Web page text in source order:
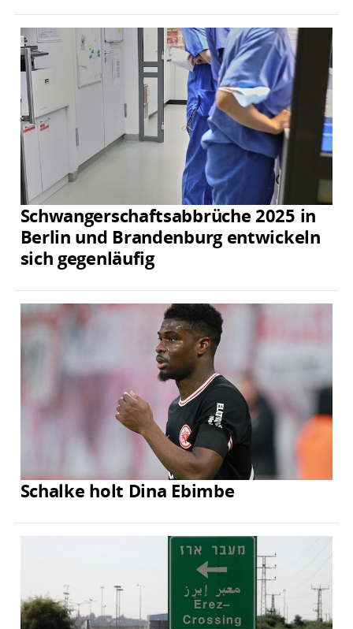
Schwangerschaftsabbrüche 2025 in
Berlin und Brandenburg entwickeln
sich gegenläufig
Schalke holt Dina Ebimbe